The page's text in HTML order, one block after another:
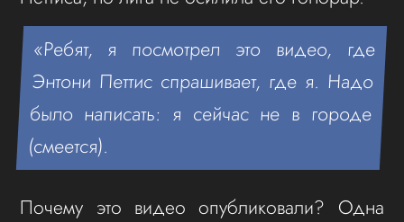
«Ребят, я посмотрел это видео, где
Энтони Петтис спрашивает, где я. Надо
было написать: я сейчас не в городе
(смеется).
Почему это видео опубликовали? Одна